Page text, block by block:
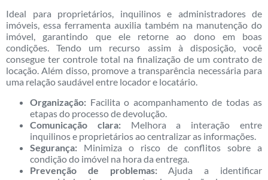
Ideal para proprietários, inquilinos e administradores de
imóveis, essa ferramenta auxilia também na manutenção do
imóvel, garantindo que ele retorne ao dono em boas
condições. Tendo um recurso assim à disposição, você
consegue ter controle total na finalização de um contrato de
locação. Além disso, promove a transparência necessária para
uma relação saudável entre locador e locatário.
Organização: Facilita o acompanhamento de todas as
etapas do processo de devolução.
Comunicação clara:Melhora a interação entre
inquilinos e proprietários ao centralizar as informações.
Segurança: Minimiza o risco de conflitos sobre a
condição do imóvel na hora da entrega.
Prevenção de problemas:Ajuda a identificar